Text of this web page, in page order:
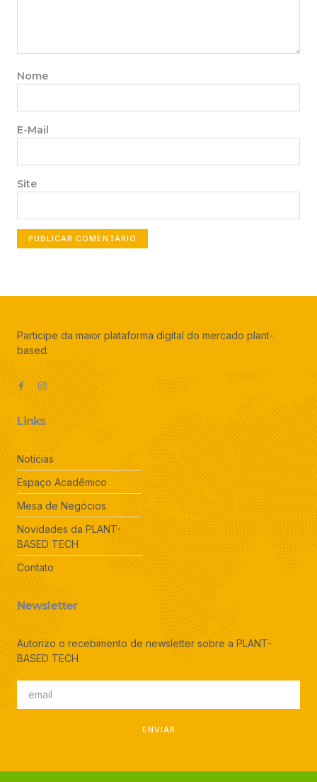
Nome
E-Mail
Site
Participe da maior plataforma digital do mercado plant-
based.
Links
Notícias
Espaço Acadêmico
Mesa de Negócios
Novidades da PLANT-
BASED TECH
Contato
Newsletter
Autorizo o recebimento de newsletter sobre a PLANT-
BASED TECH
ENVIAR